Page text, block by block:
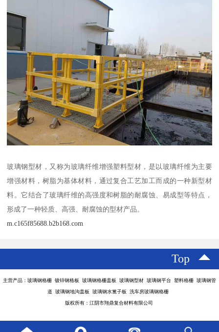
玻璃钢型材，又称为玻璃纤维增强塑料型材，是以玻璃纤维为主要
增强材料，树脂为基体材料，通过复合工艺加工而成的一种新型材
料。它结合了玻璃纤维的高强度和树脂的耐腐蚀、易成型等特点，
形成了一种轻质、高强、耐腐蚀的型材产品。
m.c165f85688.b2b168.com
Top
主营产品：玻璃钢格栅 镀锌钢格板 玻璃钢格栅盖板 玻璃钢型材 玻璃钢平台 塑料格栅 玻璃钢管
道 玻璃钢地沟盖板 玻璃钢水篦子板 洗车房玻璃钢格栅
版权所有：江阴市翔鼎复合材料有限公司